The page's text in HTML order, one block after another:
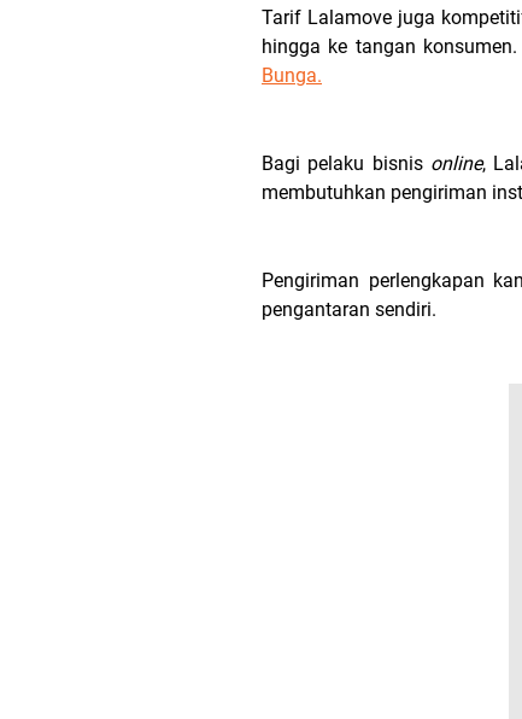
Tarif Lalamove juga
hingga ke tangan
Bunga.
Bagi pelaku bisnis online,
membutuhkan pengiriman
Pengiriman perlengkapan
pengantaran sendiri.